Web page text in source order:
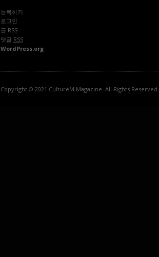
등록하기
로그인
글 RSS
댓글 RSS
WordPress.org
Copyright © 2021 CultureM Magazine. All Rights Reserved.